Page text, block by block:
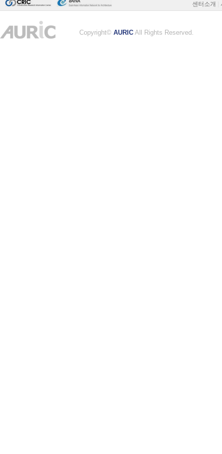
센터소개
Copyright© AURIC All Rights Reserved.